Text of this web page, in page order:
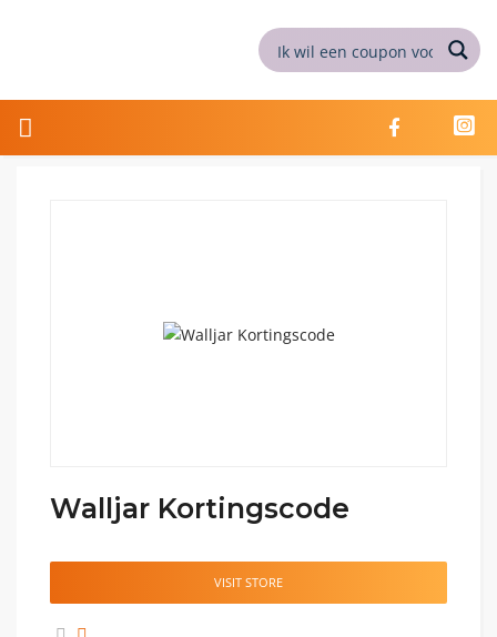
Walljar Kortingscode
VISIT STORE